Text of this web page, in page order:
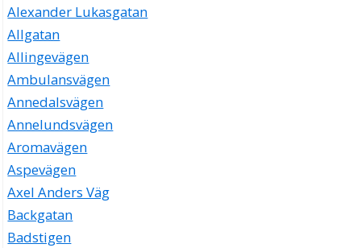
Alexander Lukasgatan
Allgatan
Allingevägen
Ambulansvägen
Annedalsvägen
Annelundsvägen
Aromavägen
Aspevägen
Axel Anders Väg
Backgatan
Badstigen